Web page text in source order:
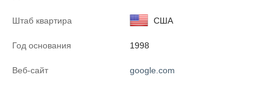
Штаб квартира США
Год основания 1998
Веб-сайт google.com